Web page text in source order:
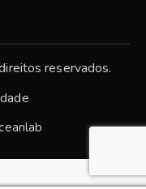
reservados.